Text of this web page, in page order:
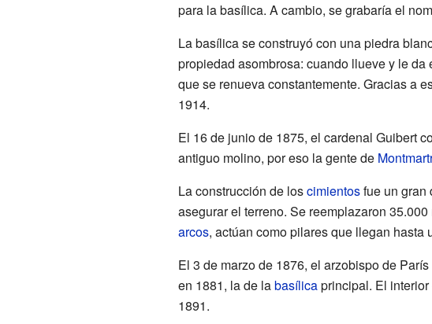
para la basílica. A cambio, se grabaría el
La basílica se construyó con una piedra
propiedad asombrosa: cuando llueve y le
que se renueva constantemente. Gracias a
1914.
El 16 de junio de 1875, el cardenal Guibert
antiguo molino, por eso la gente de
La construcción de loscimientosfue un gran
asegurar el terreno. Se reemplazaron
arcos, actúan como pilares que llegan hasta
El 3 de marzo de 1876, el arzobispo de
en 1881, la de labasílicaprincipal. El interior
1891.